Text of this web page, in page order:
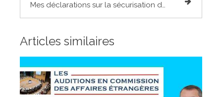
Mes déclarations sur la sécurisation des ponts
Articles similaires